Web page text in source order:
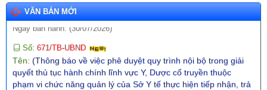
VĂN BẢN MỚI
địa bàn tỉnh Đắk Lắk)
Ngày ban hành: (30/07/2026)
Số: 671/TB-UBND
Tên:(Thông báo về việc phê duyệt quy trình nội bộ trong giải
quyết thủ tục hành chính lĩnh vực Y, Dược cổ truyền thuộc
phạm vi chức năng quản lý của Sở Y tế thực hiện tiếp nhận, trả
kết quả không phụ thuộc vào địa giới hành chính trên địa bàn